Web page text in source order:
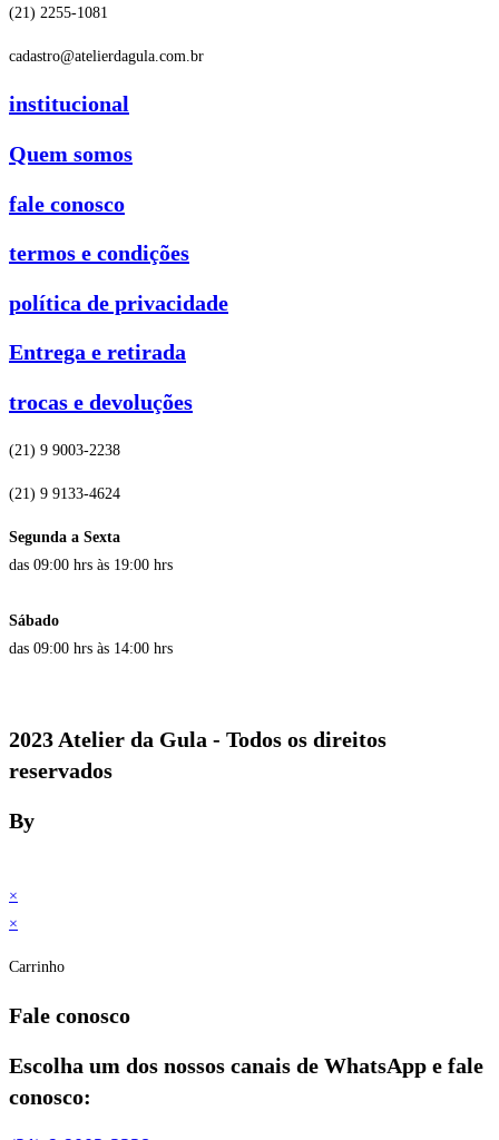
(21) 2255-1081
cadastro@atelierdagula.com.br
institucional
Quem somos
fale conosco
termos e condições
política de privacidade
Entrega e retirada
trocas e devoluções
(21) 9 9003-2238
(21) 9 9133-4624
Segunda a Sexta
das 09:00 hrs às 19:00 hrs
Sábado
das 09:00 hrs às 14:00 hrs
2023 Atelier da Gula - Todos os direitos
reservados
By
×
×
Carrinho
Fale conosco
Escolha um dos nossos canais de WhatsApp e fale
conosco: